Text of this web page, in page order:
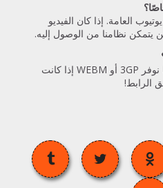
العامة. إذا كان الفيديو
يتمكن نظامنا من الوصول إليه.
MP4 هي صيغتنا الأساسية، لكننا نوفر 3GP أو WEBM إذا كانت
الرابط!